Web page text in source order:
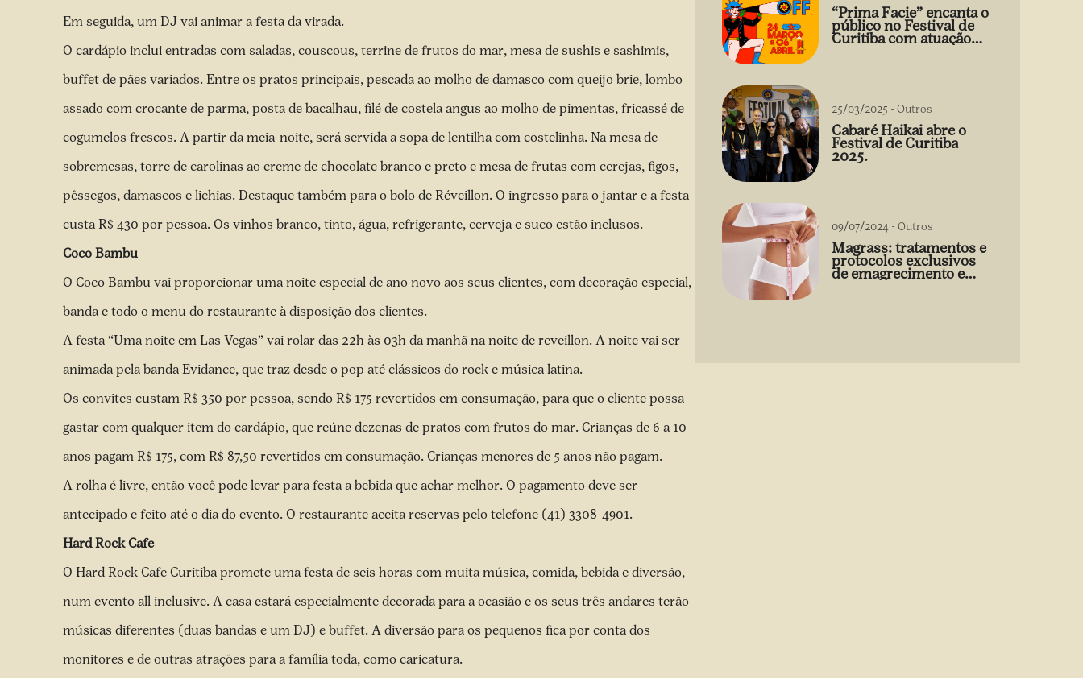
Em seguida, um DJ vai animar a festa da virada.
O cardápio inclui entradas com saladas, couscous, terrine de frutos do mar, mesa de sushis e sashimis,
buffet de pães variados. Entre os pratos principais, pescada ao molho de damasco com queijo brie, lombo
assado com crocante de parma, posta de bacalhau, filé de costela angus ao molho de pimentas, fricassé de
cogumelos frescos. A partir da meia-noite, será servida a sopa de lentilha com costelinha. Na mesa de
sobremesas, torre de carolinas ao creme de chocolate branco e preto e mesa de frutas com cerejas, figos,
pêssegos, damascos e lichias. Destaque também para o bolo de Réveillon. O ingresso para o jantar e a festa
custa R$ 430 por pessoa. Os vinhos branco, tinto, água, refrigerante, cerveja e suco estão inclusos.
Coco Bambu
O Coco Bambu vai proporcionar uma noite especial de ano novo aos seus clientes, com decoração especial,
banda e todo o menu do restaurante à disposição dos clientes.
A festa “Uma noite em Las Vegas” vai rolar das 22h às 03h da manhã na noite de reveillon. A noite vai ser
animada pela banda Evidance, que traz desde o pop até clássicos do rock e música latina.
Os convites custam R$ 350 por pessoa, sendo R$ 175 revertidos em consumação, para que o cliente possa
gastar com qualquer item do cardápio, que reúne dezenas de pratos com frutos do mar. Crianças de 6 a 10
anos pagam R$ 175, com R$ 87,50 revertidos em consumação. Crianças menores de 5 anos não pagam.
A rolha é livre, então você pode levar para festa a bebida que achar melhor. O pagamento deve ser
antecipado e feito até o dia do evento. O restaurante aceita reservas pelo telefone (41) 3308-4901.
Hard Rock Cafe
O Hard Rock Cafe Curitiba promete uma festa de seis horas com muita música, comida, bebida e diversão,
num evento all inclusive. A casa estará especialmente decorada para a ocasião e os seus três andares terão
músicas diferentes (duas bandas e um DJ) e buffet. A diversão para os pequenos fica por conta dos
monitores e de outras atrações para a família toda, como caricatura.
“Prima Facie” encanta o
público no Festival de
Curitiba com atuação
arrebatadora de Débora
25/03/2025 -Outros
Cabaré Haikai abre o
Festival de Curitiba
2025.
09/07/2024 -Outros
Magrass: tratamentos e
protocolos exclusivos
de emagrecimento e
estética sem uso de